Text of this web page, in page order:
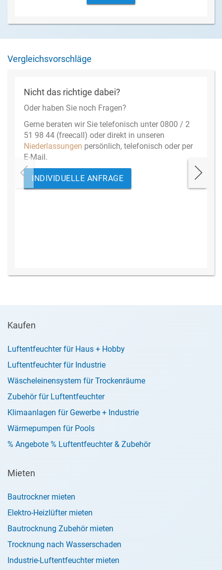
Vergleichsvorschläge
Nicht das richtige dabei?
Oder haben Sie noch Fragen?
Gerne beraten wir Sie telefonisch unter 0800 / 2
51 98 44 (freecall) oder direkt in unseren
Niederlassungen persönlich, telefonisch oder per
E-Mail.
INDIVIDUELLE ANFRAGE
Kaufen
Luftentfeuchter für Haus + Hobby
Luftentfeuchter für Industrie
Wäscheleinensystem für Trockenräume
Zubehör für Luftentfeuchter
Klimaanlagen für Gewerbe + Industrie
Wärmepumpen für Pools
% Angebote % Luftentfeuchter & Zubehör
Mieten
Bautrockner mieten
Elektro-Heizlüfter mieten
Bautrocknung Zubehör mieten
Trocknung nach Wasserschaden
Industrie-Luftentfeuchter mieten